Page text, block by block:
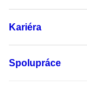
Kariéra
Spolupráce